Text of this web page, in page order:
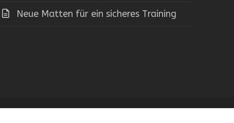
Neue Matten für ein sicheres Training